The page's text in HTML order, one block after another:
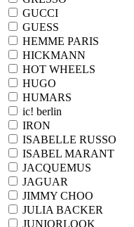
GUCCI
GUESS
HEMME PARIS
HICKMANN
HOT WHEELS
HUGO
HUMARS
ic! berlin
IRON
ISABELLE RUSSO
ISABEL MARANT
JACQUEMUS
JAGUAR
JIMMY CHOO
JULIA BACKER
JUNIORLOOK